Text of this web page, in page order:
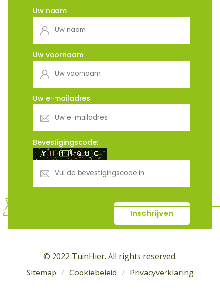
Uw naam
Uw voornaam
Uw e-mailadres
Bevestigingscode:
© 2022 TuinHier. All rights reserved.
Sitemap / Cookiebeleid / Privacyverklaring